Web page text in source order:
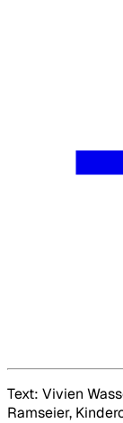
Text: Vivien
Ramseier,